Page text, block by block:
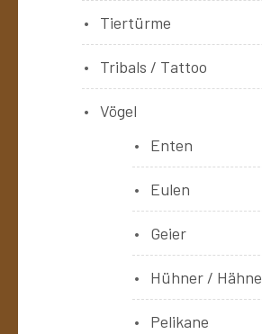
Tiertürme
Tribals / Tattoo
Vögel
Enten
Eulen
Geier
Hühner / Hähne
Pelikane